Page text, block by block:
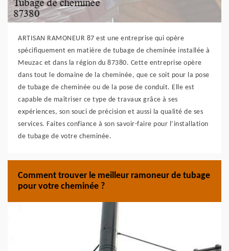
ARTISAN RAMONEUR 87 est une entreprise qui opère
spécifiquement en matière de tubage de cheminée installée à
Meuzac et dans la région du 87380. Cette entreprise opère
dans tout le domaine de la cheminée, que ce soit pour la pose
de tubage de cheminée ou de la pose de conduit. Elle est
capable de maîtriser ce type de travaux grâce à ses
expériences, son souci de précision et aussi la qualité de ses
services. Faites confiance à son savoir-faire pour l’installation
de tubage de votre cheminée.
Comment trouver le meilleur ramoneur de tubage
pour votre cheminée ?